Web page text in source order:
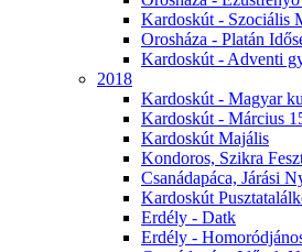
Kardoskút - Szociális
Orosháza - Platán
Kardoskút - Adventi
2018
Kardoskút - Magyar
Kardoskút - Március
Kardoskút Majális
Kondoros, Szikra
Csanádapáca, Járási
Kardoskút
Erdély - Datk
Erdély -